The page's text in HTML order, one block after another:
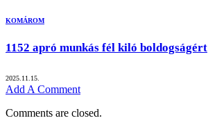
KOMÁROM
1152 apró munkás fél kiló boldogságért
2025.11.15.
Add A Comment
Comments are closed.